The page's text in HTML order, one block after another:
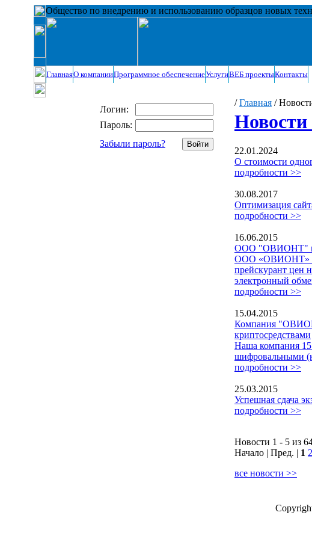
Общество по внедрению и использованию образцов новых
ГлавнаяО компанииПрограммное обеспечениеУслугиВЕБ проектыКонтакты
Логин:
Пароль:
Забыли пароль?
/Главная /
22.01.2024
О стоимости
подробности >>
30.08.2017
Оптимизация
подробности >>
16.06.2015
ООО "ОВИОНТ"
ООО «ОВИОНТ»
прейскурант цен
электронный
подробности >>
15.04.2015
Компания
криптосредствами
Наша компания
шифровальными
подробности >>
25.03.2015
Успешная сдача
подробности >>
Новости 1 - 5 из
Начало | Пред. | 1 2
все новости >>